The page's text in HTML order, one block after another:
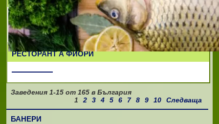
Barmagazin: Оборудване за бар хотел и
ресторант
РЕСТОРАНТ А ФИОРИ
Заведения 1-15от 165в България
1
2 3 4 5 6 7 8 9 10 Следваща
БАНЕРИ